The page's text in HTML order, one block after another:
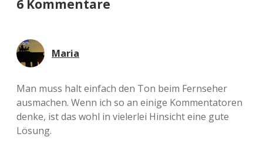
6 Kommentare
Maria
Man muss halt einfach den Ton beim Fernseher
ausmachen. Wenn ich so an einige Kommentatoren
denke, ist das wohl in vielerlei Hinsicht eine gute
Lösung.